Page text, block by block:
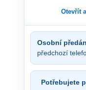
Otevřít
Osobní
předchozí
Potřebujete